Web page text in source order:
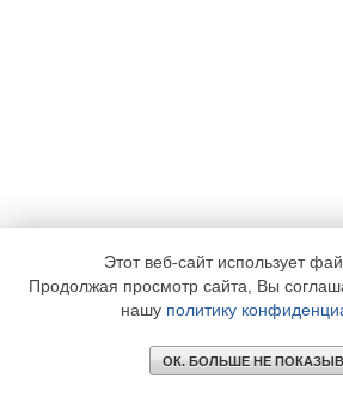
Этот веб-сайт использует
Продолжая просмотр сайта, Вы
нашу политику
ОК. БОЛЬШЕ НЕ